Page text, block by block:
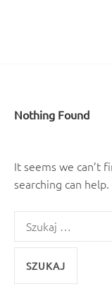
content
Nothing Found
It seems we can’t
searching can help.